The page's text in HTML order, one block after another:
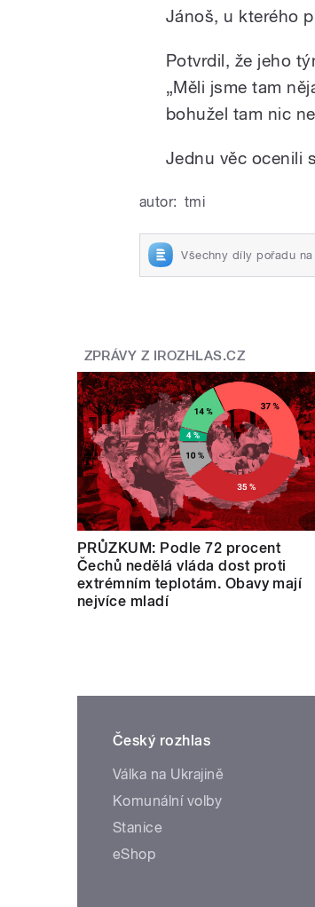
Jánoš, u kterého
Potvrdil, že jeho
„Měli jsme tam
bohužel tam nic
Jednu věc ocenili
autor: tmi
Všechny díly pořadu na
ZPRÁVY Z IROZHLAS.CZ
PRŮZKUM: Podle 72 procent
Čechů nedělá vláda dost proti
extrémním teplotám. Obavy mají
nejvíce mladí
Český rozhlas
Válka na Ukrajině
Komunální volby
Stanice
eShop